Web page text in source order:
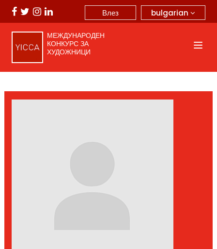
bulgarian
Влез
МЕЖДУНАРОДЕН
КОНКУРС ЗА
ХУДОЖНИЦИ